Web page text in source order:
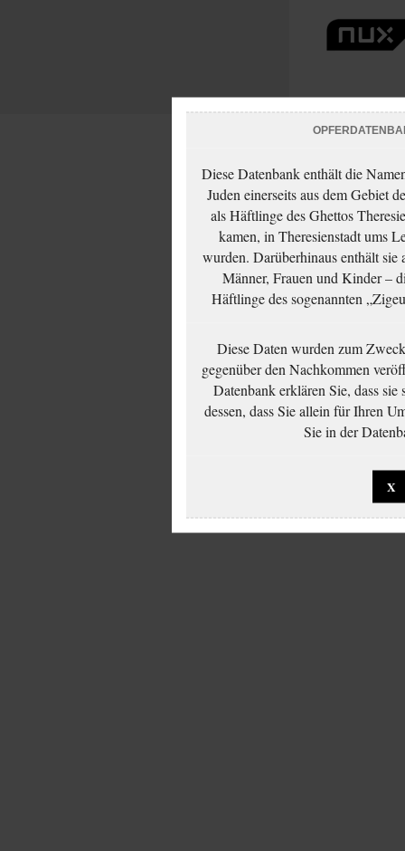
Diese Datenbank enthält die
Juden einerseits aus dem Gebiet
als Häftlinge des Ghettos
kamen, in Theresienstadt ums
wurden. Darüberhinaus enthält
Männer, Frauen und Kinder –
Häftlinge des sogenannten
Diese Daten wurden zum
gegenüber den Nachkommen
Datenbank erklären Sie, dass sie
dessen, dass Sie allein für Ihren
Sie in der
X